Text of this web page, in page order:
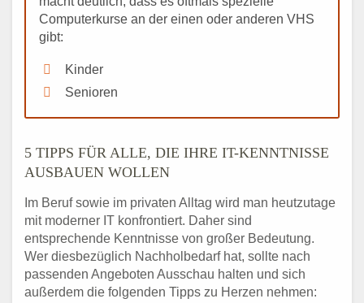
Computerkurse an der einen oder anderen VHS
gibt:
Kinder
Senioren
5 TIPPS FÜR ALLE, DIE IHRE IT-KENNTNISSE
AUSBAUEN WOLLEN
Im Beruf sowie im privaten Alltag wird man heutzutage
mit moderner IT konfrontiert. Daher sind
entsprechende Kenntnisse von großer Bedeutung.
Wer diesbezüglich Nachholbedarf hat, sollte nach
passenden Angeboten Ausschau halten und sich
außerdem die folgenden Tipps zu Herzen nehmen: